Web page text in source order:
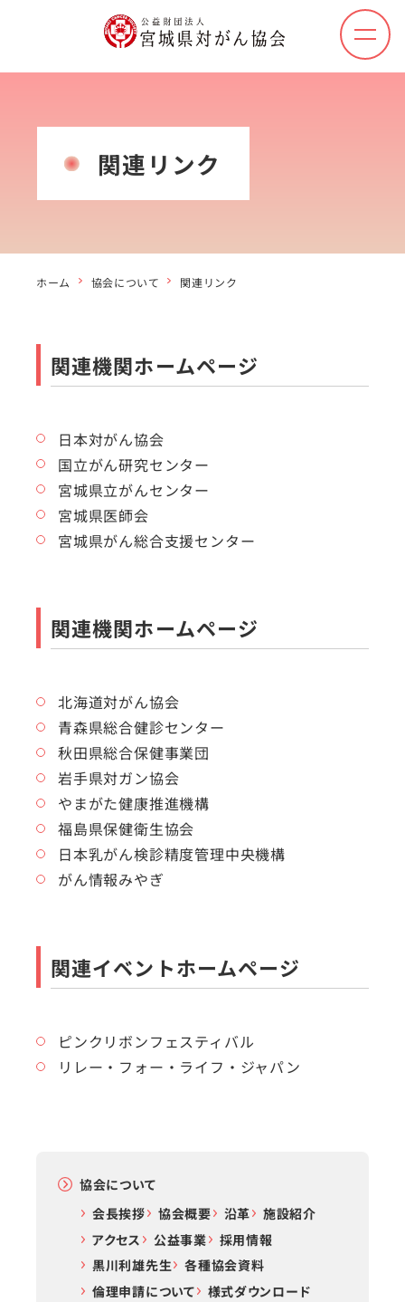
メ
ニ
ュ
関連リンク
ホーム 協会について 関連リンク
関連機関ホームページ
日本対がん協会
国立がん研究センター
宮城県立がんセンター
宮城県医師会
宮城県がん総合支援センター
関連機関ホームページ
北海道対がん協会
青森県総合健診センター
秋田県総合保健事業団
岩手県対ガン協会
やまがた健康推進機構
福島県保健衛生協会
日本乳がん検診精度管理中央機構
がん情報みやぎ
関連イベントホームページ
ピンクリボンフェスティバル
リレー・フォー・ライフ・ジャパン
協会について
会長挨拶
協会概要 沿革
施設紹介
アクセス
公益事業
採用情報
黒川利雄先生
各種協会資料
倫理申請について
様式ダウンロード